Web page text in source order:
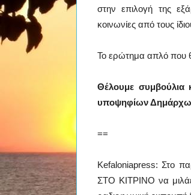
στην επιλογή της
κοινωνίες από τους
Το ερώτημα απλό που
Θέλουμε συμβούλια
υποψηφίων
==
Kefaloniapress: Στο
ΣΤΟ ΚΙΤΡΙΝΟ να